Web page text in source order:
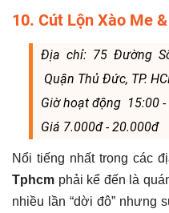
10. Cút Lộn Xào Me
Địa chỉ: 75 Đường
Quận Thủ Đức, TP.
Giờ hoạt động 15:00 -
Giá 7.000đ - 20.000đ
Nổi tiếng nhất trong các
Tphcm phải kể đến là
nhiều lần “dời đô” nhưng